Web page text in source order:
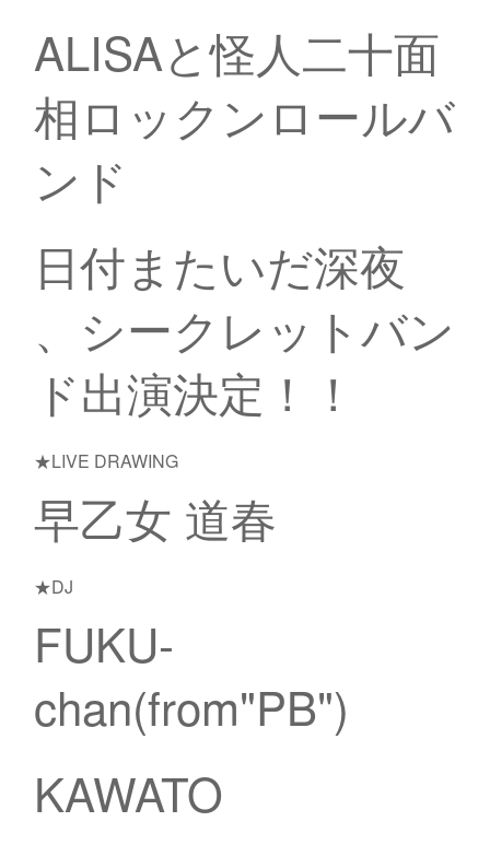
ALISAと怪人二十面
相ロックンロールバ
ンド
日付またいだ深夜
、シークレットバン
ド出演決定！！
★LIVE DRAWING
早乙女 道春
★DJ
FUKU-
chan(from"PB")
KAWATO